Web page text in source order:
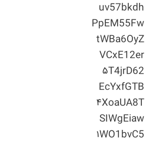
uv57bkdh
PpEM55Fw
tWBa6OyZ
VCxE12er
۵T4jrD62
EcYxfGTB
۴XoaUA8T
SIWgEiaw
۱WO1bvC5